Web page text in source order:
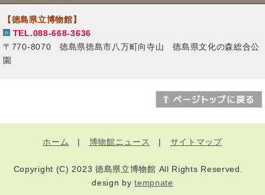
【徳島県立博物館】
TEL.088-668-3636
〒770-8070 徳島県徳島市八万町向寺山 徳島県文化の森総合公
園
ホーム | 博物館ニュース | サイトマップ
Copyright (C) 2023 徳島県立博物館 All Rights Reserved.
design bytempnate